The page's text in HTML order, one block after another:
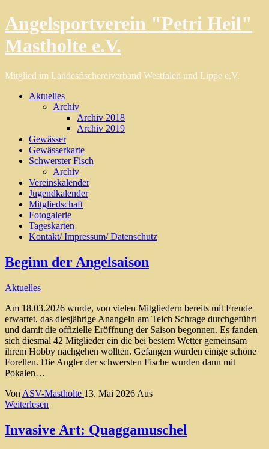
Angelsportverein "Petri Heil"
Mastholte e.V.
Mitglied im Landesfischereiverband Westfalen und Lippe e.V.
Aktuelles
Archiv
Archiv 2018
Archiv 2019
Gewässer
Gewässerkarte
Schwerster Fisch
Archiv
Vereinskalender
Jugendkalender
Mitgliedschaft
Fotogalerie
Tageskarten
Kontakt/ Impressum/ Datenschutz
Beginn der Angelsaison
Aktuelles
Am 18.03.2026 wurde, von vielen Mitgliedern bereits mit Freude
erwartet, das diesjährige Anangeln am Teich Schrage durchgeführt
und damit die offizielle Eröffnung der Saison begonnen. Es fanden
sich diesmal 42 Mitglieder ein die bei bestem Wetter gemeinsam
ihrem Hobby nachgehen wollten. Gefangen wurden einige schöne
Forellen. Die Angler der schwersten Fische wurden dann mit
Pokalen…
Von ASV-Mastholte 13. Mai 2026 Aus
Weiterlesen
Invasive Art: Quaggamuschel